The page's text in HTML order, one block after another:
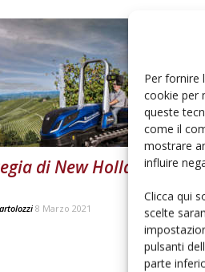
Per fornire
cookie per
queste
come il
mostrare
influire
Clicca qui
scelte
pulsanti
parte
di New Holland per il
8 Marzo 2021